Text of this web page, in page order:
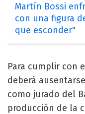
Martín Bossi
con una figura
que esconder"
Para cumplir con
deberá
como jurado del
producción de la